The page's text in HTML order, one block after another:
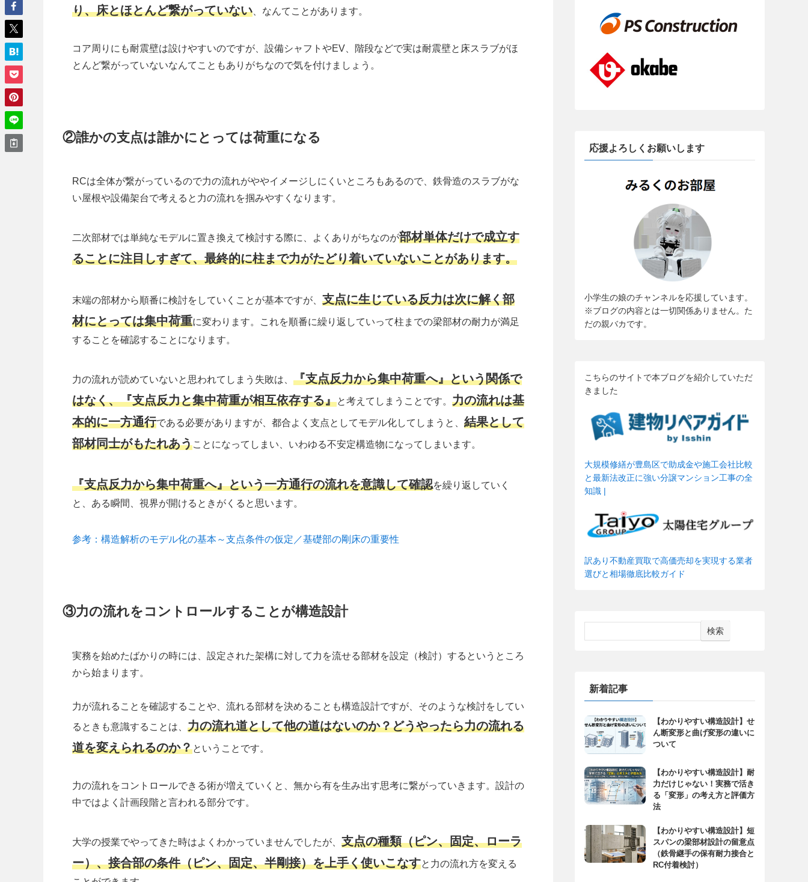
り、床とほとんど繋がっていない 、なんてことがあります。
コア周りにも耐震壁は設けやすいのですが、設備シャフトやEV、階段などで実は耐震壁と床スラブがほ
とんど繋がっていないなんてこともありがちなので気を付けましょう。
②誰かの支点は誰かにとっては荷重になる
RCは全体が繋がっているので力の流れがややイメージしにくいところもあるので、鉄骨造のスラブがな
い屋根や設備架台で考えると力の流れを掴みやすくなります。
二次部材では単純なモデルに置き換えて検討する際に、よくありがちなのが部材単体だけで成立す
ることに注目しすぎて、最終的に柱まで力がたどり着いていないことがあります。
末端の部材から順番に検討をしていくことが基本ですが、 支点に生じている反力は次に解く部
材にとっては集中荷重に変わります。これを順番に繰り返していって柱までの梁部材の耐力が満足
することを確認することになります。
力の流れが読めていないと思われてしまう失敗は、 『支点反力から集中荷重へ』という関係で
はなく、『支点反力と集中荷重が相互依存する』と考えてしまうことです。 力の流れは基
本的に一方通行である必要がありますが、都合よく支点としてモデル化してしまうと、 結果として
部材同士がもたれあうことになってしまい、いわゆる不安定構造物になってしまいます。
『支点反力から集中荷重へ』という一方通行の流れを意識して確認を繰り返していく
と、ある瞬間、視界が開けるときがくると思います。
参考：構造解析のモデル化の基本～支点条件の仮定／基礎部の剛床の重要性
③力の流れをコントロールすることが構造設計
実務を始めたばかりの時には、設定された架構に対して力を流せる部材を設定（検討）するというところ
から始まります。
力が流れることを確認することや、流れる部材を決めることも構造設計ですが、そのような検討をしてい
るときも意識することは、 力の流れ道として他の道はないのか？どうやったら力の流れる
道を変えられるのか？ということです。
力の流れをコントロールできる術が増えていくと、無から有を生み出す思考に繋がっていきます。設計の
中ではよく計画段階と言われる部分です。
大学の授業でやってきた時はよくわかっていませんでしたが、 支点の種類（ピン、固定、ローラ
ー）、接合部の条件（ピン、固定、半剛接）を上手く使いこなすと力の流れ方を変える
応援よろしくお願いします
小学生の娘のチャンネルを応援しています。
※ブログの内容とは一切関係ありません。た
だの親バカです。
こちらのサイトで本ブログを紹介していただ
きました
大規模修繕が豊島区で助成金や施工会社比較
と最新法改正に強い分譲マンション工事の全
知識 |
訳あり不動産買取で高価売却を実現する業者
選びと相場徹底比較ガイド
検索
新着記事
【わかりやすい構造設計】せ
ん断変形と曲げ変形の違いに
ついて
【わかりやすい構造設計】耐
力だけじゃない！実務で活き
る「変形」の考え方と評価方
法
【わかりやすい構造設計】短
スパンの梁部材設計の留意点
（鉄骨継手の保有耐力接合と
RC付着検討）